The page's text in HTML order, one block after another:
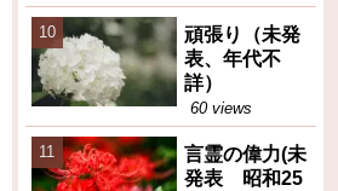
か悪とか決め
るのは大変な
間違い等
頑張り（未発
表、年代不
詳）
60 views
言霊の偉力(未
発表 昭和25